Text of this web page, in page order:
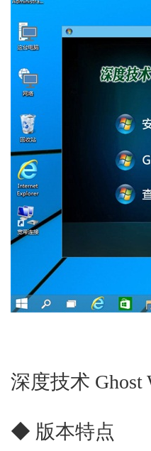
深度技术 Ghost
◆ 版本特点